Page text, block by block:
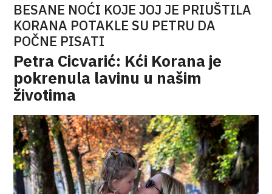
BESANE NOĆI KOJE JOJ JE PRIUŠTILA
KORANA POTAKLE SU PETRU DA
POČNE PISATI
Petra Cicvarić: Kći Korana je
pokrenula lavinu u našim
životima